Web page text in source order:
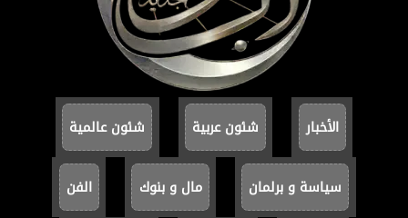
الأخبار شئون عربية شئون عالمية
سياسة و برلمان مال و بنوك الفن